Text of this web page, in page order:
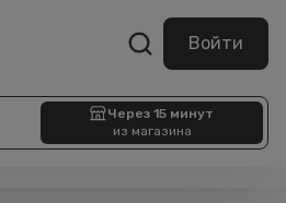
Войти
Через 15 минут
из магазина